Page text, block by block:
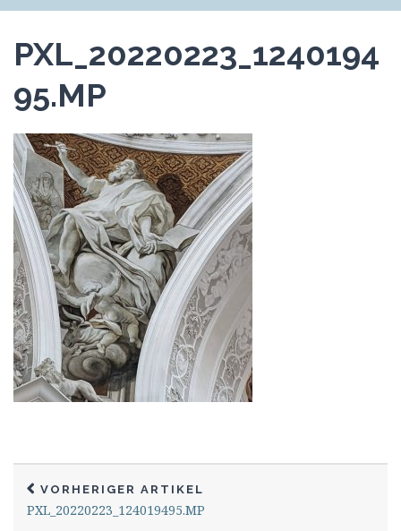
PXL_20220223_1240194
95.MP
VORHERIGER ARTIKEL
PXL_20220223_124019495.MP